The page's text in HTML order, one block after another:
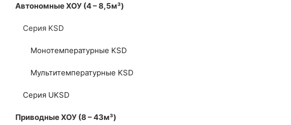
Автономные ХОУ (4 – 8,5м³)
Серия KSD
Монотемпературные KSD
Мультитемпературные KSD
Серия UKSD
Приводные ХОУ (8 – 43м³)